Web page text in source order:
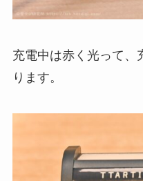
充電中は赤く光って、
ります。